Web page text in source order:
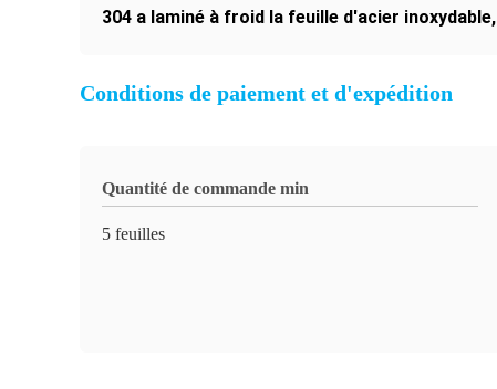
304 a laminé à froid la feuille d'acier inoxydable,
Conditions de paiement et d'expédition
Quantité de commande min
5 feuilles